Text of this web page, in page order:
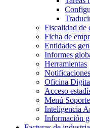
Fiscalidad de
Ficha de
Entidades
Informes
Herramientas
Notificaciones
Oficina
Acceso
Menú Soporte
Inteligencia
Información